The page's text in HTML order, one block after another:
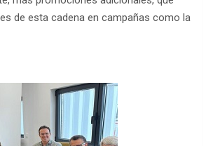
de esta cadena en campañas como la